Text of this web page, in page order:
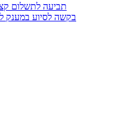
266 – תביעה
267 – בקשה לסיוע